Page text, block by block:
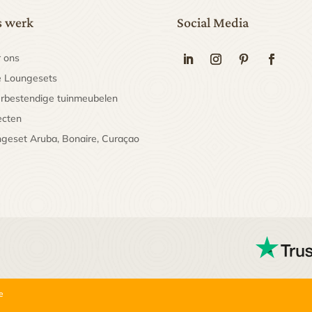
werk
ons
Loungesets
tuinmeubelen
Aruba, Bonaire, Curaçao
Social Media